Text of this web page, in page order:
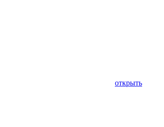
открыть